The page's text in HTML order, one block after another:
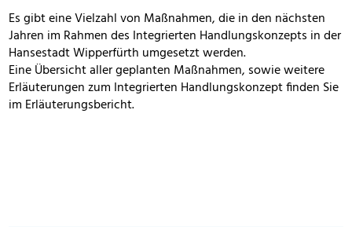
Es gibt eine Vielzahl von Maßnahmen, die in den nächsten
Jahren im Rahmen des Integrierten Handlungskonzepts in der
Hansestadt Wipperfürth umgesetzt werden.
Eine Übersicht aller geplanten Maßnahmen, sowie weitere
Erläuterungen zum Integrierten Handlungskonzept finden Sie
im Erläuterungsbericht.